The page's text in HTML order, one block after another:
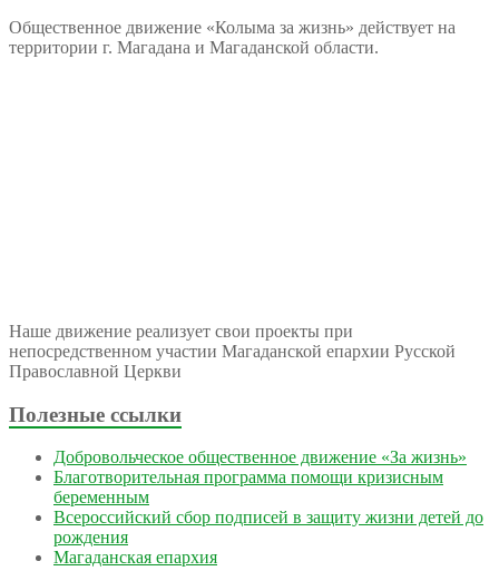
Общественное движение «Колыма за жизнь» действует на
территории г. Магадана и Магаданской области.
Наше движение реализует свои проекты при
непосредственном участии Магаданской епархии Русской
Православной Церкви
Полезные ссылки
Добровольческое общественное движение «За жизнь»
Благотворительная программа помощи кризисным
беременным
Всероссийский сбор подписей в защиту жизни детей до
рождения
Магаданская епархия